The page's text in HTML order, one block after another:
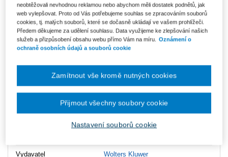
296 Kč
E-kniha Smarteca + soubory ke stažení
V prodeji - ihned k dispozici
Co je Smarteca?
Kde najdu soubory e-knih?
Upozorňujeme, že v období od 1.8. do 21.8. z technických
důvodů nemůžeme vystavovat daňové doklady. Budou vám
zaslány dodatečně e-mailem.
ks Vložit do košíku
Vydavatel Wolters Kluwer
neobtěžovali nevhodnou reklamou nebo abychom měli dostatek podnětů, jak
web vylepšovat. Proto od Vás potřebujeme souhlas se zpracováním souborů
cookies, tj. malých souborů, které se dočasně ukládají ve vašem prohlížeči.
Předem děkujeme za udělení souhlasu. Data využijeme ke zlepšování našich
služeb a přizpůsobení obsahu webu přímo Vám na míru.
Oznámení o
ochraně osobních údajů a souborů cookie
Nastavení souborů cookie
Zamítnout vše kromě nutných cookies
Přijmout všechny soubory cookie